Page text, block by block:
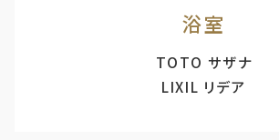
浴室
TOTO サザナ
LIXIL リデア